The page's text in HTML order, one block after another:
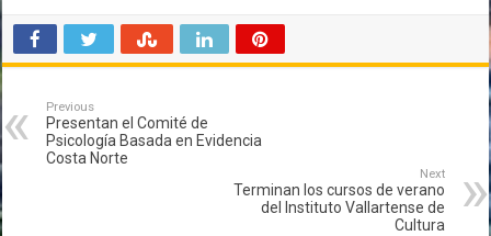
Previous
Presentan el Comité de
Psicología Basada en Evidencia
Costa Norte
Next
Terminan los cursos de verano
del Instituto Vallartense de
Cultura